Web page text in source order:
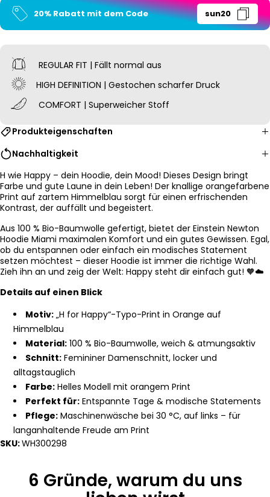
20% Rabatt mit dem Code sun20
REGULAR FIT | Fällt normal aus
HIGH DEFINITION | Gestochen scharfer Druck
COMFORT | Superweicher Stoff
Produkteigenschaften
Nachhaltigkeit
H wie Happy – dein Hoodie, dein Mood! Dieses Design bringt
Farbe und gute Laune in dein Leben! Der knallige orangefarbene
Print auf zartem Himmelblau sorgt für einen erfrischenden
Kontrast, der auffällt und begeistert.
Aus 100 % Bio-Baumwolle gefertigt, bietet der Einstein Newton
Hoodie Miami maximalen Komfort und ein gutes Gewissen. Egal,
ob du entspannen oder einfach ein modisches Statement
setzen möchtest – dieser Hoodie ist immer die richtige Wahl.
Zieh ihn an und zeig der Welt: Happy steht dir einfach gut! 🧡☁️
Details auf einen Blick
Motiv: „H for Happy“-Typo-Print in Orange auf
Himmelblau
Material: 100 % Bio-Baumwolle, weich & atmungsaktiv
Schnitt: Femininer Damenschnitt, locker und
alltagstauglich
Farbe: Helles Modell mit orangem Print
Perfekt für: Entspannte Tage & modische Statements
Pflege: Maschinenwäsche bei 30 °C, auf links – für
langanhaltende Freude am Print
SKU:WH300298
6 Gründe, warum du uns